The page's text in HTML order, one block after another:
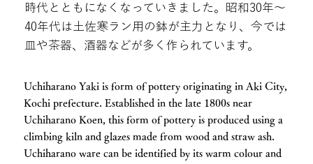
時代とともになくなっていきました。昭和30年〜
40年代は土佐寒ラン用の鉢が主力となり、今では
皿や茶器、酒器などが多く作られています。
Uchiharano Yaki is form of pottery originating in Aki City,
Kochi prefecture. Established in the late 1800s near
Uchiharano Koen, this form of pottery is produced using a
climbing kiln and glazes made from wood and straw ash.
Uchiharano ware can be identified by its warm colour and